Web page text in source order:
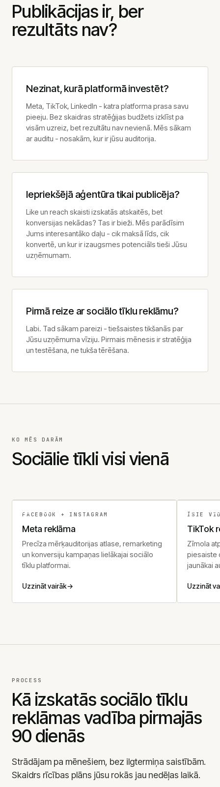
WordPress
E-komercija
Cenas
Meta reklāma
LinkedIn reklāma
SMM pakalpojumi
Facebook reklāma
E-pastu mārketings
Par mums
Mūsu komanda
Kādēļ mēs
Metodoloģija
Atsauksmes
Klientu stāsti
Pieraksti
Vakances
+371 25 707 255
Publikācijas ir, ber
rezultāts nav?
Nezinat, kurā platformā investēt?
Meta, TikTok, LinkedIn - katra platforma prasa savu
pieeju. Bez skaidras stratēģijas budžets izklīst pa
visām uzreiz, bet rezultātu nav nevienā. Mēs sākam
ar auditu - nosakām, kur ir jūsu auditorija.
Iepriekšējā aģentūra tikai publicēja?
Like un reach skaisti izskatās atskaitēs, bet
konversijas nekādas? Tas ir bieži. Mēs parādīsim
Jums interesantāko daļu - cik maksā līds, cik
konvertē, un kur ir izaugsmes potenciāls tieši Jūsu
uzņēmumam.
Pirmā reize ar sociālo tīklu reklāmu?
Labi. Tad sākam pareizi - tiešsaistes tikšanās par
Jūsu uzņēmuma vīziju. Pirmais mēnesis ir stratēģija
un testēšana, ne tukša tērēšana.
KO MĒS DARĀM
Sociālie tīkli visi vienā
01 - META
FACEBOOK + INSTAGRAM
Meta reklāma
Precīza mērķauditorijas atlase, remarketing
un konversiju kampaņas lielākajai sociālo
tīklu platformai.
Uzzināt vairāk→
02 -
ĪSIE
TikTok
Zīmola
piesaiste
jaunākai
Uzzināt
PROCESS
Kā izskatās sociālo tīklu
reklāmas vadība pirmajās
90 dienās
Strādājam pa mēnešiem, bez ilgtermiņa saistībām.
Skaidrs rīcības plāns jūsu rokās jau nedēļas laikā.